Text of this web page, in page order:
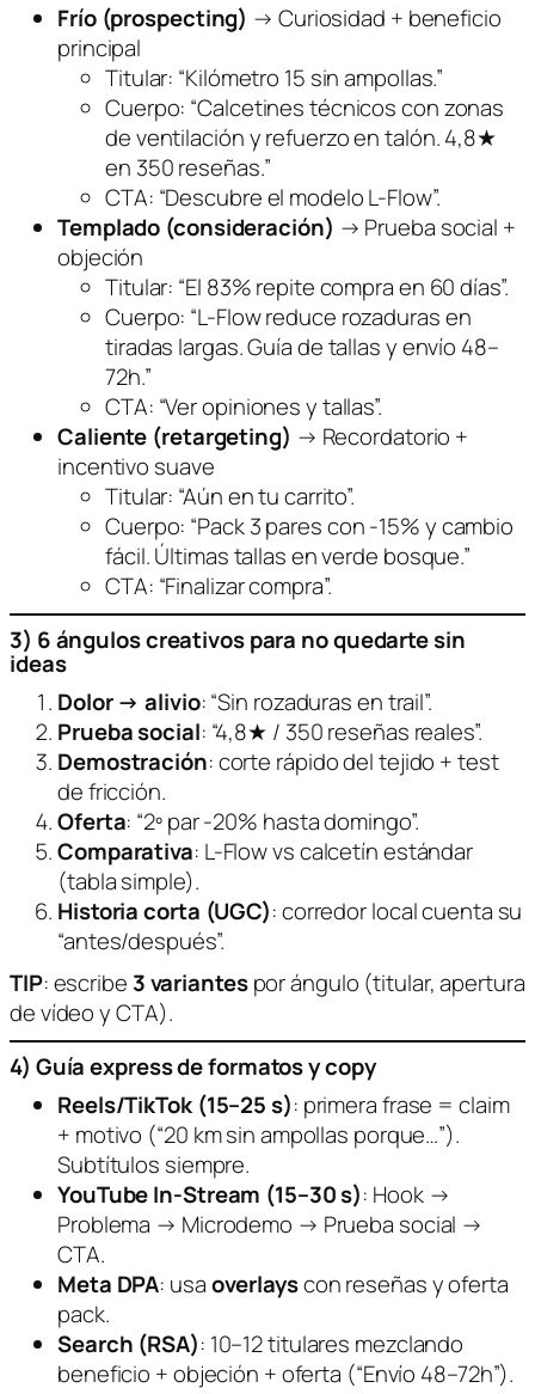
Frío (prospecting) → Curiosidad + beneficio
principal
Titular: “Kilómetro 15 sin ampollas.”
Cuerpo: “Calcetines técnicos con zonas
de ventilación y refuerzo en talón. 4,8★
en 350 reseñas.”
CTA: “Descubre el modelo L-Flow”.
Templado (consideración) → Prueba social +
objeción
Titular: “El 83% repite compra en 60 días”.
Cuerpo: “L-Flow reduce rozaduras en
tiradas largas. Guía de tallas y envío 48–
72h.”
CTA: “Ver opiniones y tallas”.
Caliente (retargeting) → Recordatorio +
incentivo suave
Titular: “Aún en tu carrito”.
Cuerpo: “Pack 3 pares con -15% y cambio
fácil. Últimas tallas en verde bosque.”
CTA: “Finalizar compra”.
3) 6 ángulos creativos para no quedarte sin
ideas
Dolor → alivio: “Sin rozaduras en trail”.
Prueba social: “4,8★ / 350 reseñas reales”.
Demostración: corte rápido del tejido + test
de fricción.
Oferta: “2º par -20% hasta domingo”.
Comparativa: L-Flow vs calcetín estándar
(tabla simple).
Historia corta (UGC): corredor local cuenta su
“antes/después”.
TIP: escribe 3 variantespor ángulo (titular, apertura
de vídeo y CTA).
4) Guía express de formatos y copy
Reels/TikTok (15–25 s): primera frase = claim
+ motivo (“20 km sin ampollas porque…”).
Subtítulos siempre.
YouTube In-Stream (15–30 s): Hook →
Problema → Microdemo → Prueba social →
CTA.
Meta DPA: usaoverlayscon reseñas y oferta
pack.
Search (RSA): 10–12 titulares mezclando
beneficio + objeción + oferta (“Envío 48–72h”).